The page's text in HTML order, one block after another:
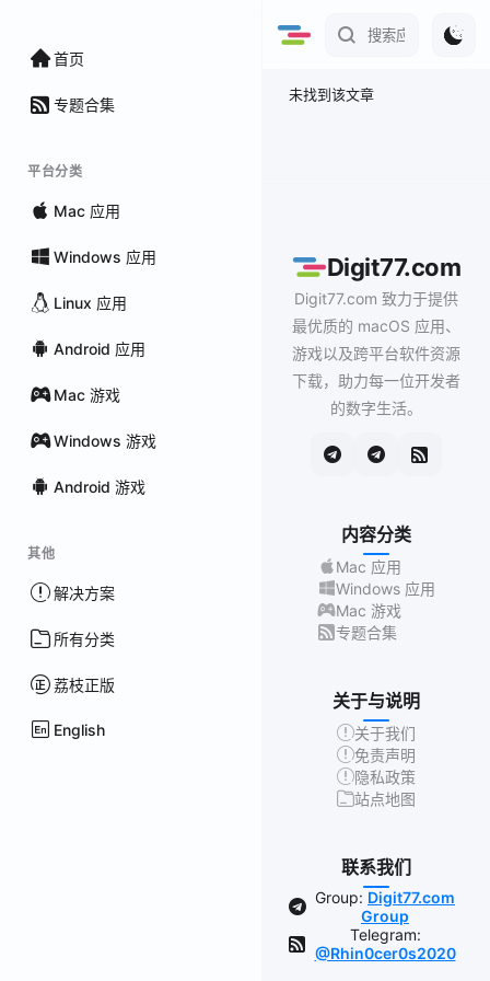
首页
专题合集
平台分类
Mac 应用
Windows 应用
Linux 应用
Android 应用
Mac 游戏
Windows 游戏
Android 游戏
其他
解决方案
所有分类
荔枝正版
English
未找到该文章
Digit77.com
Digit77.com 致力于提供
最优质的 macOS 应用、
游戏以及跨平台软件资源
下载，助力每一位开发者
的数字生活。
内容分类
Mac 应用
Windows 应用
Mac 游戏
专题合集
关于与说明
关于我们
免责声明
隐私政策
站点地图
联系我们
Group: Digit77.com
Group
Telegram:
@Rhin0cer0s2020